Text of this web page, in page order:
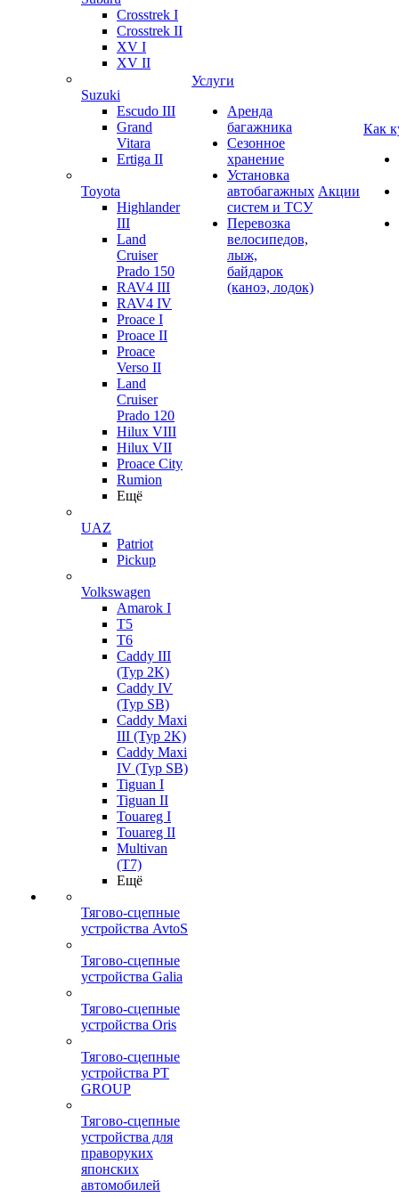
Crosstrek I
Crosstrek II
XV I
XV II
Suzuki
Escudo III
Grand
Vitara
Ertiga II
Toyota
Highlander
III
Land
Cruiser
Prado 150
RAV4 III
RAV4 IV
Proace I
Proace II
Proace
Verso II
Land
Cruiser
Prado 120
Hilux VIII
Hilux VII
Proace City
Rumion
Ещё
UAZ
Patriot
Pickup
Volkswagen
Amarok I
T5
T6
Caddy III
(Typ 2K)
Caddy IV
(Typ SB)
Caddy Maxi
III (Typ 2K)
Caddy Maxi
IV (Typ SB)
Tiguan I
Tiguan II
Touareg I
Touareg II
Multivan
(T7)
Ещё
Тягово-сцепные
устройства AvtoS
Тягово-сцепные
устройства Galia
Тягово-сцепные
устройства Oris
Тягово-сцепные
устройства PT
GROUP
Тягово-сцепные
устройства для
праворуких
японских
автомобилей
Услуги
Аренда
багажника
Сезонное
хранение
Установка
автобагажных
систем и ТСУ
Перевозка
велосипедов,
лыж,
байдарок
(каноэ, лодок)
Акции
Как